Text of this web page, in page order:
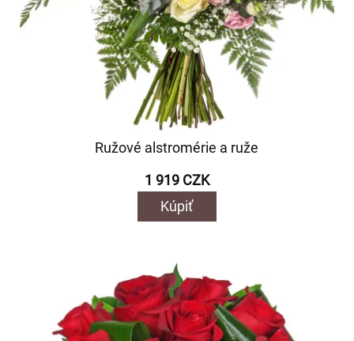
Ružové alstromérie a ruže
1 919 CZK
Kúpiť